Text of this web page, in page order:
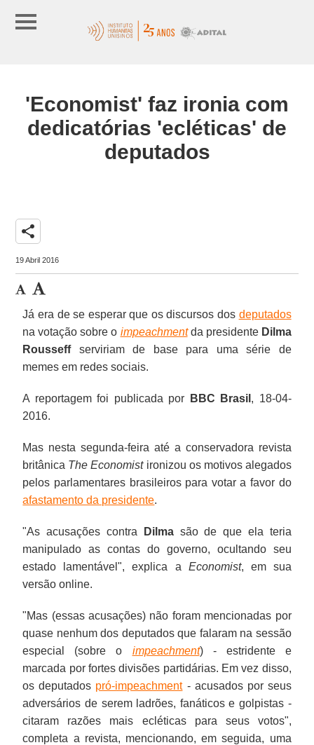
'Economist' faz ironia com
dedicatórias 'ecléticas' de
deputados
share
19 Abril 2016
Já era de se esperar que os discursos dos deputados
na votação sobre o impeachmentda presidente Dilma
Rousseffserviriam de base para uma série de
memes em redes sociais.
A reportagem foi publicada por BBC Brasil , 18-04-
2016.
Mas nesta segunda-feira até a conservadora revista
britânica The Economistironizou os motivos alegados
pelos parlamentares brasileiros para votar a favor do
afastamento da presidente.
"As acusações contra Dilmasão de que ela teria
manipulado as contas do governo, ocultando seu
estado lamentável", explica a Economist, em sua
versão online.
"Mas (essas acusações) não foram mencionadas por
quase nenhum dos deputados que falaram na sessão
especial (sobre o impeachment) - estridente e
marcada por fortes divisões partidárias. Em vez disso,
os deputados pró-impeachment- acusados por seus
adversários de serem ladrões, fanáticos e golpistas -
citaram razões mais ecléticas para seus votos",
completa a revista, mencionando, em seguida, uma